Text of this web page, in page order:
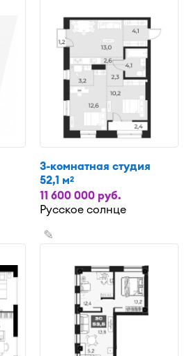
3-комнатная студия
52,1 м2
11 600 000 руб.
Русское солнце
✎